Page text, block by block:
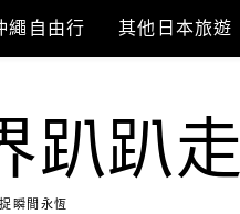
繩自由行 其他日本旅遊
趴趴走
瞬間永恆